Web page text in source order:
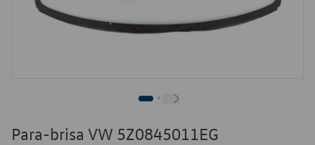
Para-brisa VW 5Z0845011EG